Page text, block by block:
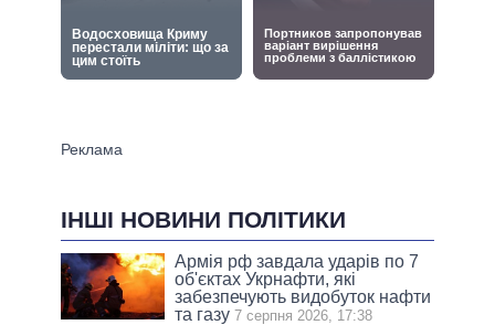
ІНШІ НОВИНИ ПОЛІТИКИ
Армія рф завдала ударів по 7
об'єктах Укрнафти, які
забезпечують видобуток нафти
та газу 7 серпня 2026, 17:38